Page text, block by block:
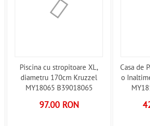
Piscina cu stropitoare XL,
diametru 170cm Kruzzel
MY18065 B39018065
97.00 RON
Casa de
o